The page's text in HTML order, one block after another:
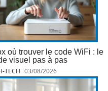
où trouver le code WiFi : le
visuel pas à pas
TECH 03/08/2026